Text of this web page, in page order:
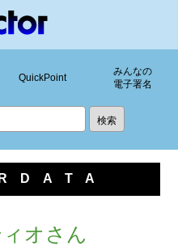
QuickPoint
みんなの
電子署名
オさん